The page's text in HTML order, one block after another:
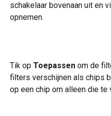
schakelaar bovenaan uit en
opnemen.
Tik op Toepassen om de
filters verschijnen als chips
op een chip om alleen die te